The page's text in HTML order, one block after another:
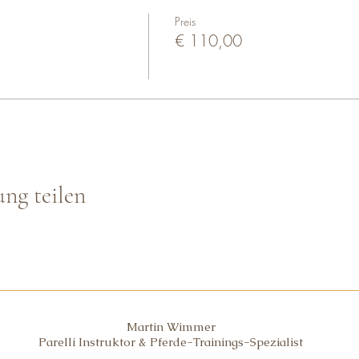
ohne Pferd (Zuschauer) bestens geeignet, Gebühr pro 2-Tage
wie Box, Anlagenbenützung, Verpflegung, etc.
Preis
€ 110,00
teilen
Martin Wimmer
Parelli Instruktor & Pferde-Trainings-Spezialist